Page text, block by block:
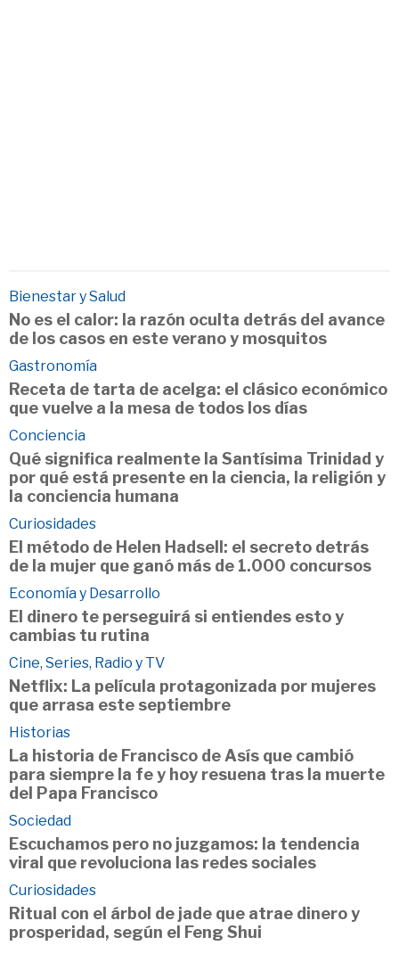
Bienestar y Salud
No es el calor: la razón oculta detrás del avance
de los casos en este verano y mosquitos
Gastronomía
Receta de tarta de acelga: el clásico económico
que vuelve a la mesa de todos los días
Conciencia
Qué significa realmente la Santísima Trinidad y
por qué está presente en la ciencia, la religión y
la conciencia humana
Curiosidades
El método de Helen Hadsell: el secreto detrás
de la mujer que ganó más de 1.000 concursos
Economía y Desarrollo
El dinero te perseguirá si entiendes esto y
cambias tu rutina
Cine, Series, Radio y TV
Netflix: La película protagonizada por mujeres
que arrasa este septiembre
Historias
La historia de Francisco de Asís que cambió
para siempre la fe y hoy resuena tras la muerte
del Papa Francisco
Sociedad
Escuchamos pero no juzgamos: la tendencia
viral que revoluciona las redes sociales
Curiosidades
Ritual con el árbol de jade que atrae dinero y
prosperidad, según el Feng Shui